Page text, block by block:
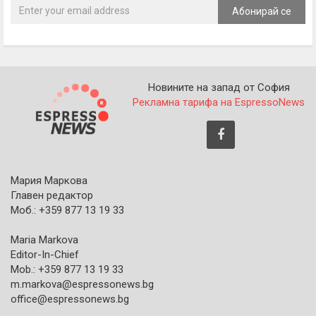
Абонирай се
Новините на запад от София
Рекламна тарифа на EspressoNews
Мария Маркова
Главен редактор
Моб.: +359 877 13 19 33
Maria Markova
Editor-In-Chief
Mob.: +359 877 13 19 33
m.markova@espressonews.bg
office@espressonews.bg